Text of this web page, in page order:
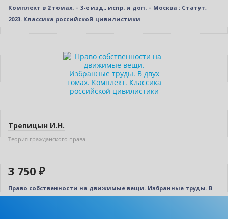
Комплект в 2 томах. – 3-е изд., испр. и доп. – Москва : Статут,
2023. Классика российской цивилистики
Индивидуальный подход
Трепицын И.Н.
Теория гражданского права
3 750 ₽
Право собственности на движимые вещи. Избранные труды. В